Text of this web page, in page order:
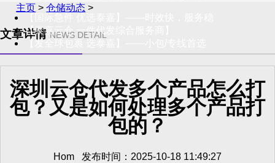
【泰嘉云仓 一件代发综合服务商】
【发全球包裹 选泰嘉】——小包/专线首选
主页 >仓储动态 >
文章详情 NEWS DETAIL
深圳云仓代发多个产品怎么打
包？又是如何处理多个产品打
包的？
Hom 发布时间：2025-10-18 11:49:27